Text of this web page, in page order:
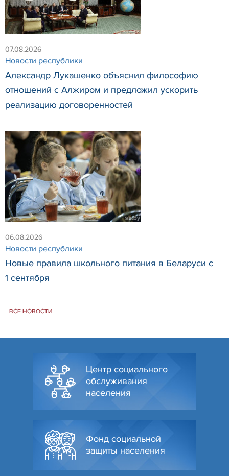
07.08.2026
Новости республики
Александр Лукашенко объяснил философию
отношений с Алжиром и предложил ускорить
реализацию договоренностей
06.08.2026
Новости республики
Новые правила школьного питания в Беларуси с
1 сентября
ВСЕ НОВОСТИ
Центр социального
обслуживания
населения
Фонд социальной
защиты населения